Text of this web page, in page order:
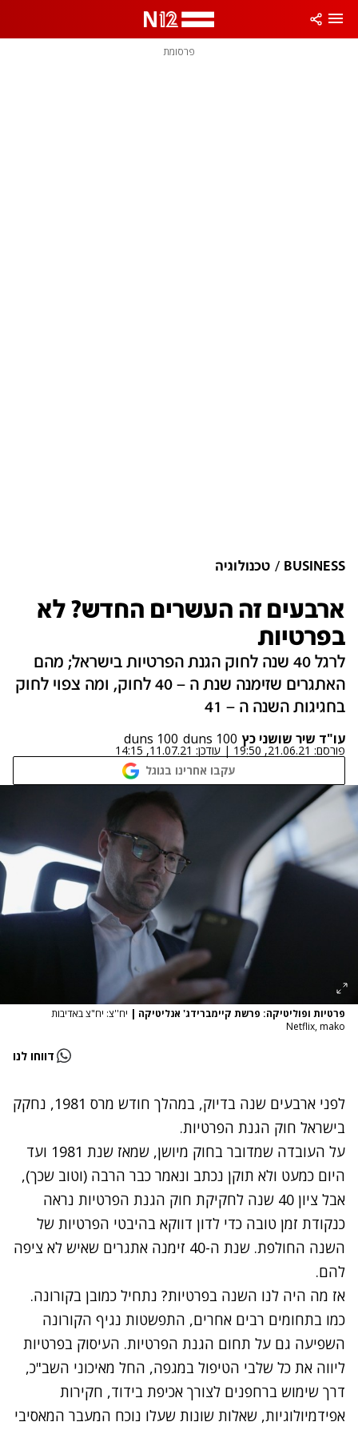
פרסומת
BUSINESS טכנולוגיה
ארבעים זה העשרים החדש? לא
בפרטיות
לרגל 40 שנה לחוק הגנת הפרטיות בישראל; מהם
האתגרים שזימנה שנת ה – 40 לחוק, ומה צפוי לחוק
בחגיגות השנה ה – 41
עו"ד שיר שושני כץ duns 100
duns 100
פורסם: 21.06.21, 19:50
| עודכן: 11.07.21, 14:15
עקבו אחרינו בגוגל
פרטיות ופוליטיקה: פרשת קיימברידג' אנליטיקה | יח''צ: יח"צ באדיבות
Netflix, mako
דווחו לנו
לפני ארבעים שנה בדיוק, במהלך חודש מרס 1981, נחקק
בישראל חוק הגנת הפרטיות.
על העובדה שמדובר בחוק מיושן, שמאז שנת 1981 ועד
היום כמעט ולא תוקן נכתב ונאמר כבר הרבה (וטוב שכך),
אבל ציון 40 שנה לחקיקת חוק הגנת הפרטיות נראה
כנקודת זמן טובה כדי לדון דווקא בהיבטי הפרטיות של
השנה החולפת. שנת ה-40 זימנה אתגרים שאיש לא ציפה
להם.
אז מה היה לנו השנה בפרטיות? נתחיל כמובן בקורונה.
כמו בתחומים רבים אחרים, התפשטות נגיף הקורונה
השפיעה גם על תחום הגנת הפרטיות. העיסוק בפרטיות
ליווה את כל שלבי הטיפול במגפה, החל מאיכוני השב"כ,
דרך שימוש ברחפנים לצורך אכיפת בידוד, חקירות
אפידמיולוגיות, שאלות שונות שעלו נוכח המעבר המאסיבי